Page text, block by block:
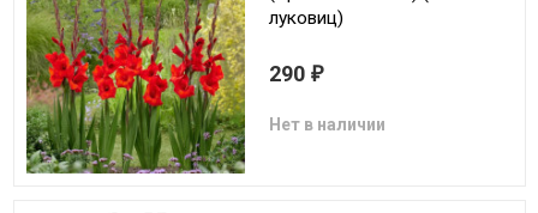
луковиц)
290 ₽
Нет в наличии